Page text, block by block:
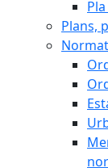
Plans,